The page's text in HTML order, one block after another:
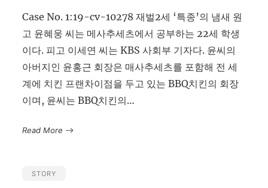
Case No. 1:19-cv-10278 재벌2세 ‘특종’의 냄새 원
고 윤혜웅 씨는 메사추세츠에서 공부하는 22세 학생
이다. 피고 이세연 씨는 KBS 사회부 기자다. 윤씨의
아버지인 윤홍근 회장은 매사추세츠를 포함해 전 세
계에 치킨 프랜차이점을 두고 있는 BBQ치킨의 회장
이며, 윤씨는 BBQ치킨의…
Read More
STORY